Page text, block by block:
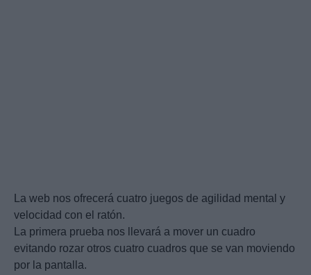
La web nos ofrecerá cuatro juegos de agilidad mental y
velocidad con el ratón.
La primera prueba nos llevará a mover un cuadro
evitando rozar otros cuatro cuadros que se van moviendo
por la pantalla.